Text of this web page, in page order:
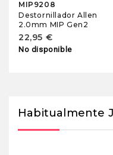
MIP9208
Destornillador Allen
2.0mm MIP Gen2
22,95 €
No disponible
Habitualmente